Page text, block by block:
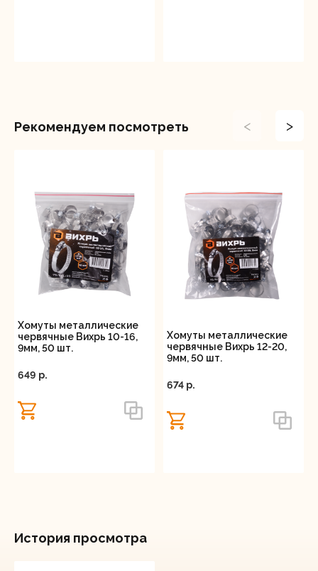
Рекомендуем посмотреть < >
Хомуты металлические
червячные Вихрь 10-16,
9мм, 50 шт.
649 p.
Хомуты металлические
червячные Вихрь 12-20,
9мм, 50 шт.
674 p.
История просмотра